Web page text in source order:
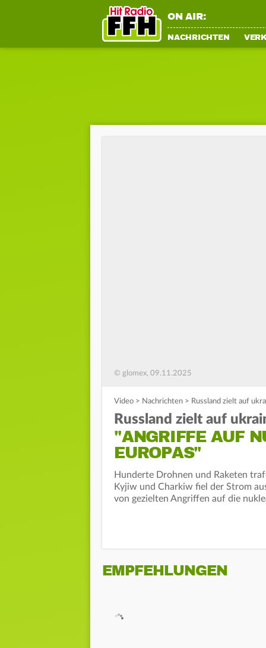
ON AIR:
NACHRICHTEN
© glomex, 09.11.2025
Video > Nachrichten > Russland zielt auf
Russland zielt auf
"ANGRIFFE AUF
EUROPAS"
Hunderte Drohnen und Raketen
Kyjiw und Charkiw fiel der Strom
von gezielten Angriffen auf die
EMPFEHLUNGEN